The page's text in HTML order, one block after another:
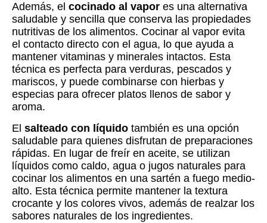
Además, el cocinado al vapor es una alternativa
saludable y sencilla que conserva las propiedades
nutritivas de los alimentos. Cocinar al vapor evita
el contacto directo con el agua, lo que ayuda a
mantener vitaminas y minerales intactos. Esta
técnica es perfecta para verduras, pescados y
mariscos, y puede combinarse con hierbas y
especias para ofrecer platos llenos de sabor y
aroma.
El salteado con líquido también es una opción
saludable para quienes disfrutan de preparaciones
rápidas. En lugar de freír en aceite, se utilizan
líquidos como caldo, agua o jugos naturales para
cocinar los alimentos en una sartén a fuego medio-
alto. Esta técnica permite mantener la textura
crocante y los colores vivos, además de realzar los
sabores naturales de los ingredientes.